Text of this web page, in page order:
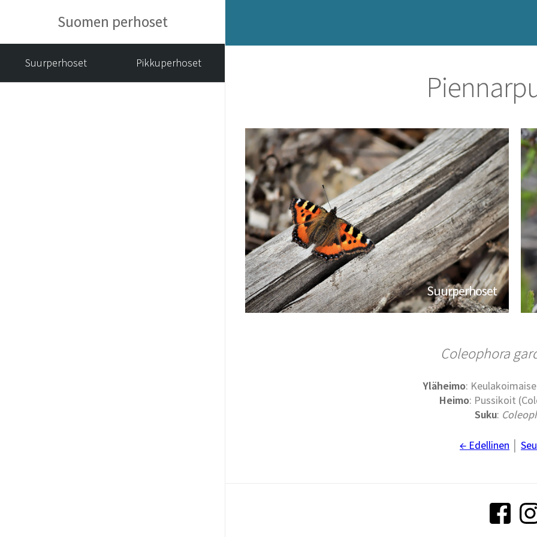
Suomen perhoset
Suurperhoset Pikkuperhoset
Suurperhoset
Coleophora
Yläheimo:
Heimo: Pussikoit
Suku:
← Edellinen